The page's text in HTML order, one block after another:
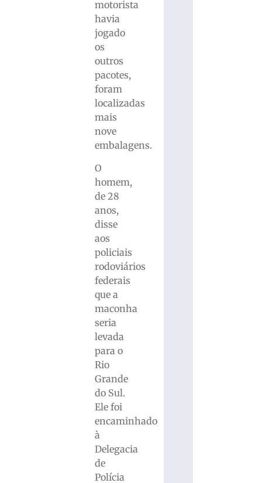
motorista
havia
jogado
os
outros
pacotes,
foram
localizadas
mais
nove
embalagens.
O
homem,
de 28
anos,
disse
aos
policiais
rodoviários
federais
que a
maconha
seria
levada
para o
Rio
Grande
do Sul.
Ele foi
encaminhado
à
Delegacia
de
Polícia